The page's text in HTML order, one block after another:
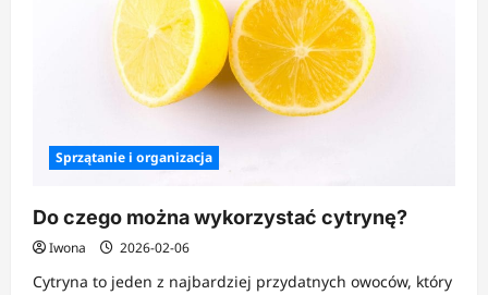
Sprzątanie i organizacja
Do czego można wykorzystać cytrynę?
Iwona 2026-02-06
Cytryna to jeden z najbardziej przydatnych owoców, który